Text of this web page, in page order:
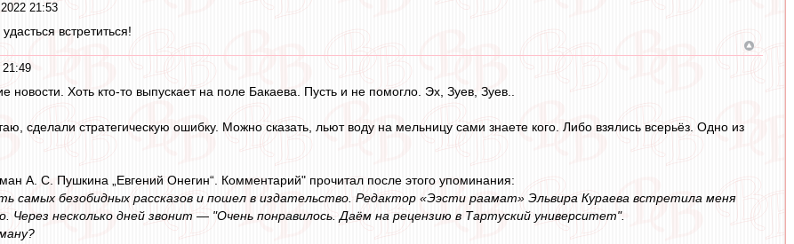
21:53
встретиться!
новости. Хоть кто-то выпускает на поле Бакаева. Пусть и не помогло. Эх, Зуев, Зуев..
сделали стратегическую ошибку. Можно сказать, льют воду на мельницу сами знаете кого. Либо взялись всерьёз. Одно из
А. С. Пушкина „Евгений Онегин“. Комментарий" прочитал после этого упоминания:
самых безобидных рассказов и пошел в издательство. Редактор «Ээсти раамат» Эльвира Кураева встретила меня
Через несколько дней звонит — "Очень понравилось. Даём на рецензию в Тартуский университет".